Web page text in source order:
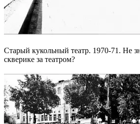
Старый кукольный театр. 1970-71. Не
скверике за театром?